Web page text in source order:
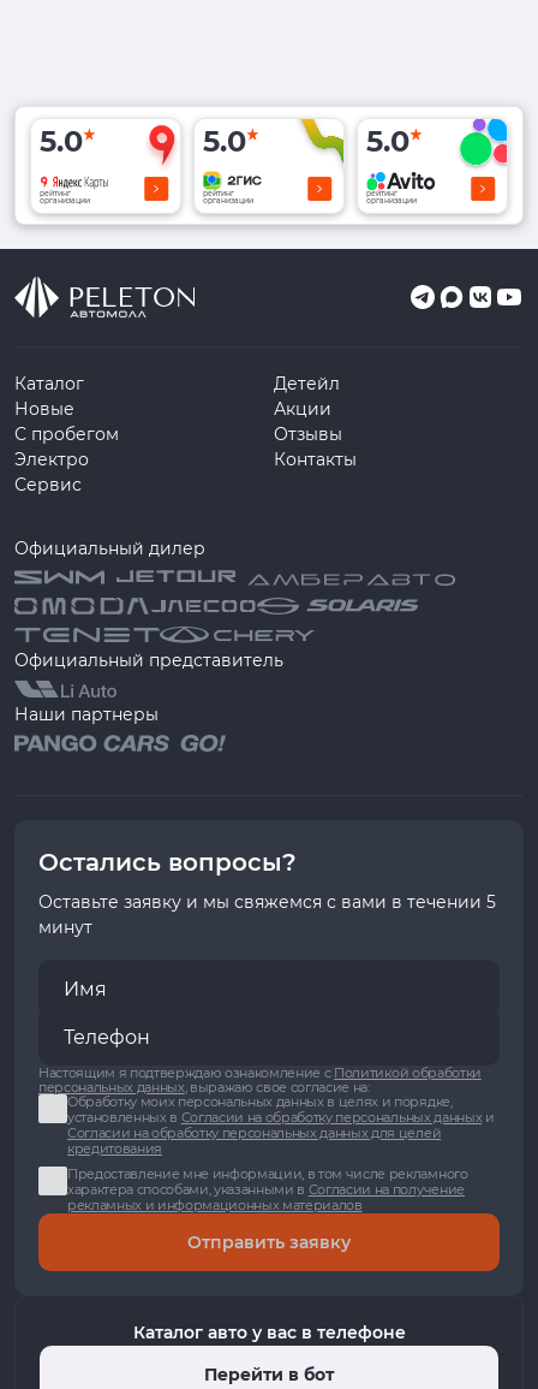
5.0
рейтинг
организации
5.0
рейтинг
организации
5.0
рейтинг
организации
Каталог
Новые
С пробегом
Электро
Сервис
Детейл
Акции
Отзывы
Контакты
Официальный дилер
Официальный представитель
Наши партнеры
Остались вопросы?
Оставьте заявку и мы свяжемся с вами в течении 5
минут
Настоящим я подтверждаю ознакомление с Политикой обработки
персональных данных, выражаю свое согласие на:
Обработку моих персональных данных в целях и порядке,
установленных в Согласии на обработку персональных данныхи
Согласии на обработку персональных данных для целей
кредитования
Предоставление мне информации, в том числе рекламного
характера способами, указанными в Согласии на получение
рекламных и информационных материалов
Отправить заявку
Каталог авто у вас в телефоне
Перейти в бот